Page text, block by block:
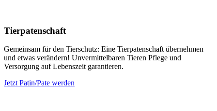
Tierpatenschaft
Gemeinsam für den Tierschutz: Eine Tierpatenschaft übernehmen
und etwas verändern! Unvermittelbaren Tieren Pflege und
Versorgung auf Lebenszeit garantieren.
Jetzt Patin/Pate werden